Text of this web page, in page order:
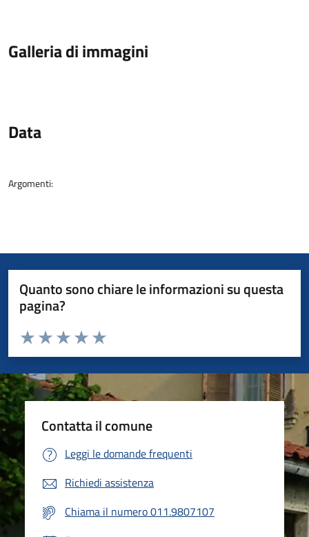
Galleria di immagini
Data
Argomenti:
Quanto sono chiare le informazioni su questa
pagina?
Valuta da 1 a 5 stelle la pagina
Valuta 5 stelle su 5
Valuta 4 stelle su 5
Valuta 3 stelle su 5
Valuta 2 stelle su 5
Valuta 1 stelle su 5
Contatta il comune
Leggi le domande frequenti
Richiedi assistenza
Chiama il numero 011.9807107